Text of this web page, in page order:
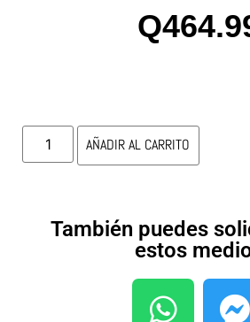
Q
AÑADIR AL CARRITO
También puedes
estos